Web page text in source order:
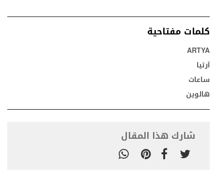
كلمات مفتاحية
ARTYA
آرتيا
ساعات
هالوين
شارك هذا المقال